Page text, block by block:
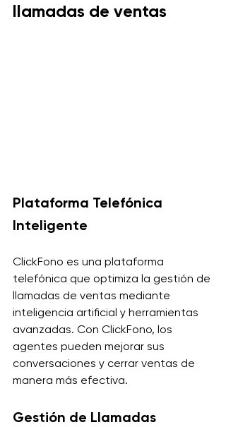
llamadas de ventas
Plataforma Telefónica
Inteligente
ClickFono es una plataforma
telefónica que optimiza la gestión de
llamadas de ventas mediante
inteligencia artificial y herramientas
avanzadas. Con ClickFono, los
agentes pueden mejorar sus
conversaciones y cerrar ventas de
manera más efectiva.
Gestión de Llamadas